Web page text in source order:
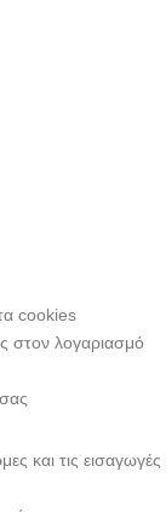
cookies
στον λογαριασμό
και τις εισαγωγές